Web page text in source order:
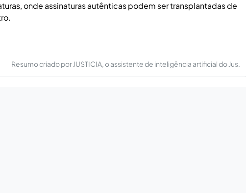
onde assinaturas autênticas podem ser transplantadas de
Resumo criado por JUSTICIA, o assistente de inteligência artificial do Jus.